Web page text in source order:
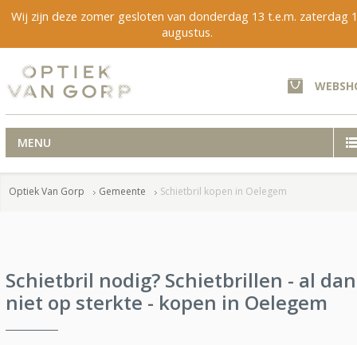
Wij zijn deze zomer gesloten van donderdag 13 t.e.m. zaterdag
augustus.
MENU
Optiek Van Gorp Gemeente Schietbril kopen in Oelegem
Schietbril nodig? Schietbrillen - al dan
niet op sterkte - kopen in Oelegem